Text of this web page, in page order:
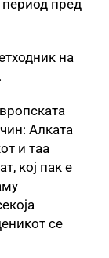
пред
на
Алката
и таа
кој пак е
се